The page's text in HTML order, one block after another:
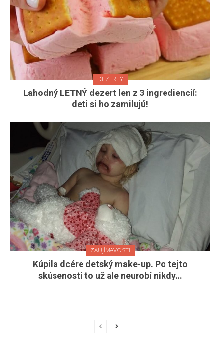
DEZERTY
Lahodný LETNÝ dezert len z 3 ingrediencií:
deti si ho zamilujú!
ZAUJÍMAVOSTI
Kúpila dcére detský make-up. Po tejto
skúsenosti to už ale neurobí nikdy…